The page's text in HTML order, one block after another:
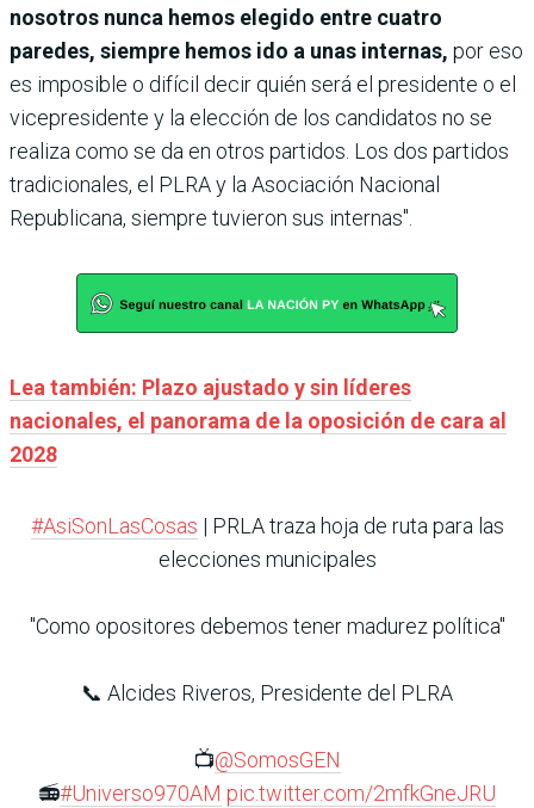
nosotros nunca hemos elegido entre cuatro
paredes, siempre hemos ido a unas internas, por eso
es imposible o difícil decir quién será el presidente o el
vicepresidente y la elección de los candidatos no se
realiza como se da en otros partidos. Los dos partidos
tradicionales, el PLRA y la Asociación Nacional
Republicana, siempre tuvieron sus internas".
Lea también: Plazo ajustado y sin líderes
nacionales, el panorama de la oposición de cara al
2028
#AsiSonLasCosas | PRLA traza hoja de ruta para las
elecciones municipales
"Como opositores debemos tener madurez política"
📞 Alcides Riveros, Presidente del PLRA
📺@SomosGEN
📻#Universo970AM pic.twitter.com/2mfkGneJRU